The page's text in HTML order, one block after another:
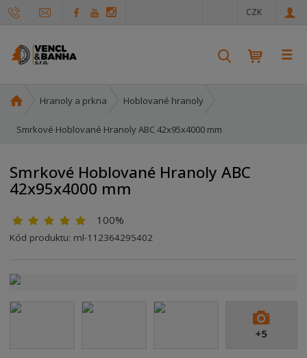
CZK
t
☰
o
í
s
a
Hranoly a prkna Hoblované hranoly
Smrkové Hoblované Hranoly ABC 42x95x4000 mm
Smrkové Hoblované Hranoly ABC
42x95x4000 mm
100%
Kód produktu: ml-112364295402
+5